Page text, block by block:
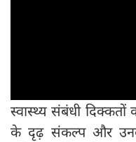
स्वास्थ्य संबंधी
के दृढ़ संकल्प और